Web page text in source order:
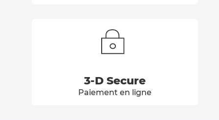
3-D Secure
Paiement en ligne